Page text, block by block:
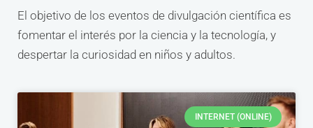
El objetivo de los eventos de divulgación científica es
fomentar el interés por la ciencia y la tecnología, y
despertar la curiosidad en niños y adultos.
INTERNET (ONLINE)